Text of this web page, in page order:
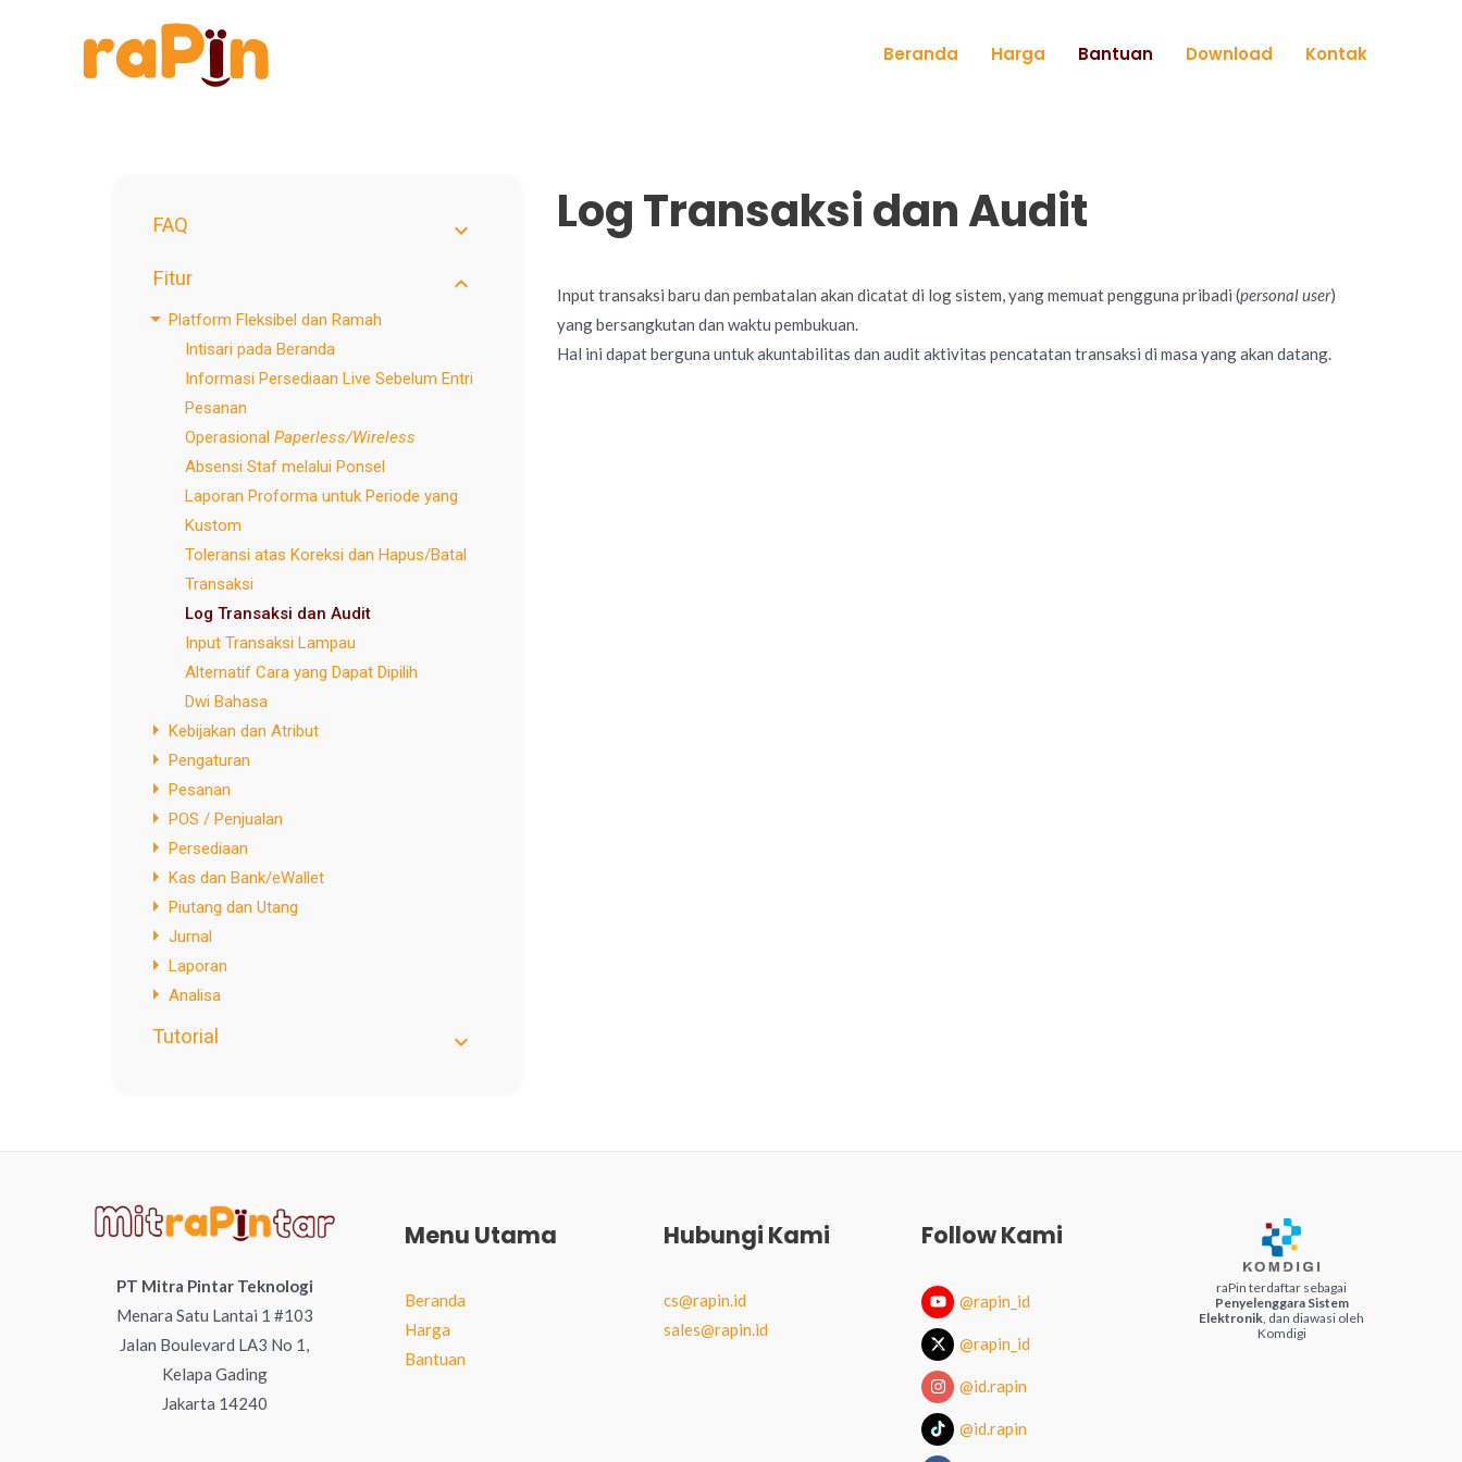
Beranda Harga Bantuan Download Kontak
FAQ
Fitur
Platform Fleksibel dan Ramah
Intisari pada Beranda
Informasi Persediaan Live Sebelum Entri
Pesanan
Operasional Paperless/Wireless
Absensi Staf melalui Ponsel
Laporan Proforma untuk Periode yang
Kustom
Toleransi atas Koreksi dan Hapus/Batal
Transaksi
Log Transaksi dan Audit
Input Transaksi Lampau
Alternatif Cara yang Dapat Dipilih
Dwi Bahasa
Kebijakan dan Atribut
Pengaturan
Pesanan
POS / Penjualan
Persediaan
Kas dan Bank/eWallet
Piutang dan Utang
Jurnal
Laporan
Analisa
Tutorial
Log Transaksi dan Audit
Input transaksi baru dan pembatalan akan dicatat di log sistem, yang memuat pengguna pribadi (personal user)
yang bersangkutan dan waktu pembukuan.
Hal ini dapat berguna untuk akuntabilitas dan audit aktivitas pencatatan transaksi di masa yang akan datang.
PT Mitra Pintar Teknologi
Menara Satu Lantai 1 #103
Jalan Boulevard LA3 No 1,
Kelapa Gading
Jakarta 14240
Menu Utama
Beranda
Harga
Bantuan
Hubungi Kami
cs@rapin.id
sales@rapin.id
Follow Kami
@rapin_id
@rapin_id
@id.rapin
@id.rapin
raPin terdaftar sebagai
Penyelenggara Sistem
Elektronik, dan diawasi oleh
Komdigi